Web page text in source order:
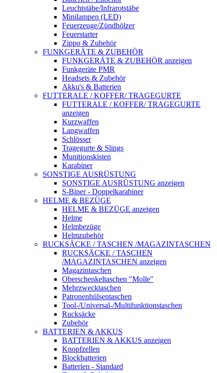
Leuchtstäbe/Infrarotstäbe
Minilampen (LED)
Feuerzeuge/Zündhölzer
Feuerstarter
Zippo & Zubehör
FUNKGERÄTE & ZUBEHÖR
FUNKGERÄTE & ZUBEHÖR anzeigen
Funkgeräte PMR
Headsets & Zubehör
Akku's & Batterien
FUTTERALE / KOFFER/ TRAGEGURTE
FUTTERALE / KOFFER/ TRAGEGURTE
anzeigen
Kurzwaffen
Langwaffen
Schlösser
Tragegurte & Slings
Munitionskisten
Karabiner
SONSTIGE AUSRÜSTUNG
SONSTIGE AUSRÜSTUNG anzeigen
S-Biner - Doppelkarabiner
HELME & BEZÜGE
HELME & BEZÜGE anzeigen
Helme
Helmbezüge
Helmzubehör
RUCKSÄCKE / TASCHEN /MAGAZINTASCHEN
RUCKSÄCKE / TASCHEN
/MAGAZINTASCHEN anzeigen
Magazintaschen
Oberschenkeltaschen "Molle"
Mehrzwecktaschen
Patronenhülsentaschen
Tool-/Universal-/Multifunktionstaschen
Rucksäcke
Zubehör
BATTERIEN & AKKUS
BATTERIEN & AKKUS anzeigen
Knopfzellen
Blockbatterien
Batterien - Standard